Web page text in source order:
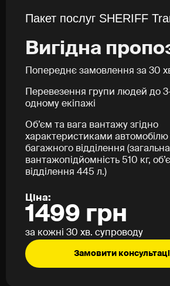
Пакет послуг SHERIFF
‍Вигідна
Попереднє замовлення за 30
Перевезення групи людей до 3-
одному екіпажі
Об’єм та вага вантажу згідно
характеристиками автомобілю
багажного відділення (загальна
вантажопідйомність 510 кг,
відділення 445 л.)
Ціна:
1499 грн
за кожні 30 хв. супроводу
Замовити